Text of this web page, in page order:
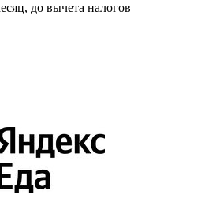
до вычета налогов